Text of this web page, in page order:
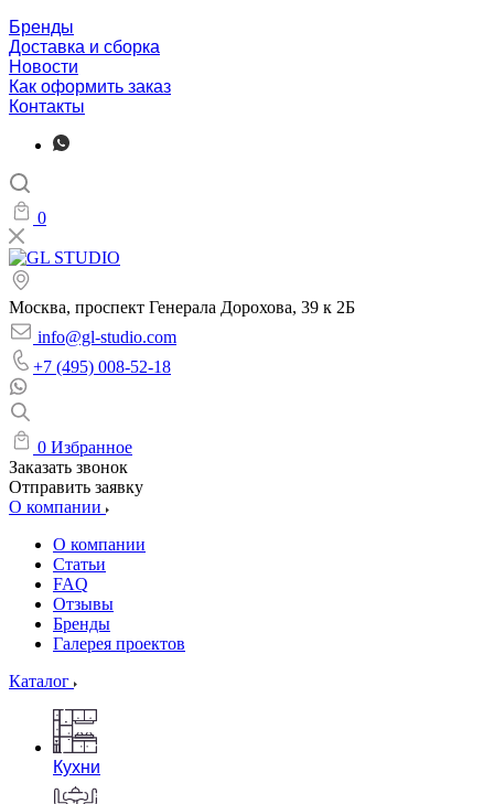
Бренды
Доставка и сборка
Новости
Как оформить заказ
Контакты
0
Москва, проспект Генерала Дорохова, 39 к 2Б
info@gl-studio.com
+7 (495) 008-52-18
0 Избранное
Заказать звонок
Отправить заявку
О компании
О компании
Статьи
FAQ
Отзывы
Бренды
Галерея проектов
Каталог
Кухни